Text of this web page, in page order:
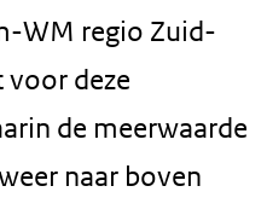
WM regio Zuid-
voor deze
de meerwaarde
naar boven